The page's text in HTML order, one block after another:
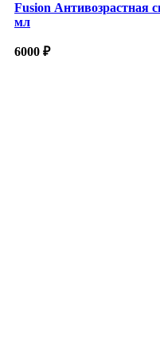
Fusion Антивозрастная
мл
6000 ₽